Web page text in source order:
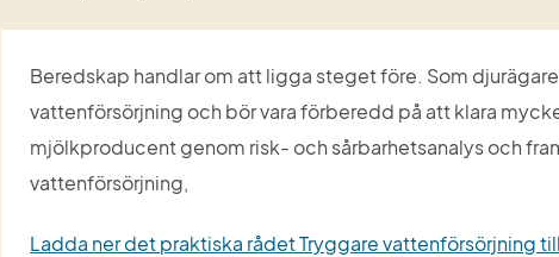
Beredskap handlar om att ligga steget före. Som
vattenförsörjning och bör vara förberedd på att klara
mjölkproducent genom risk- och sårbarhetsanalys och
vattenförsörjning,
Ladda ner det praktiska rådet Tryggare vattenförsörjning